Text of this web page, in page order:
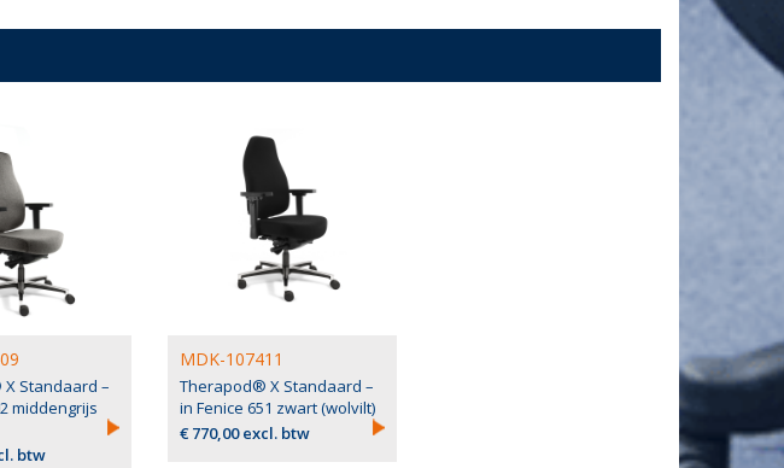
Standaard –
middengrijs
btw
MDK-107411
Therapod® X Standaard –
in Fenice 651 zwart (wolvilt)
€ 770,00 excl. btw